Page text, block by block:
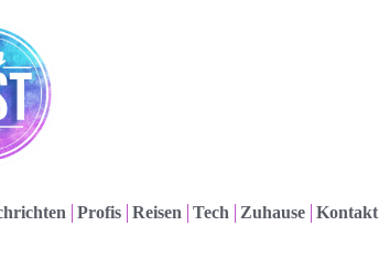
Profis Reisen Tech Zuhause Kontakt